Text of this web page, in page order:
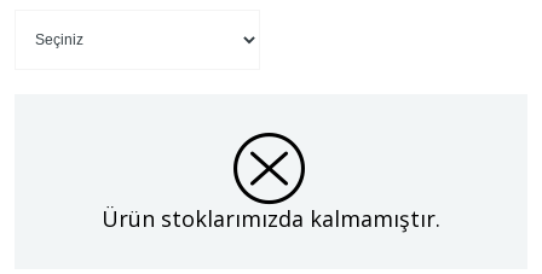
Ürün stoklarımızda kalmamıştır.